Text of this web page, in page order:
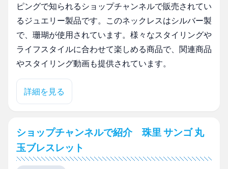
ピングで知られるショップチャンネルで販売されてい
るジュエリー製品です。このネックレスはシルバー製
で、珊瑚が使用されています。様々なスタイリングや
ライフスタイルに合わせて楽しめる商品で、関連商品
やスタイリング動画も提供されています。
詳細を見る
ショップチャンネルで紹介 珠里 サンゴ 丸
玉ブレスレット